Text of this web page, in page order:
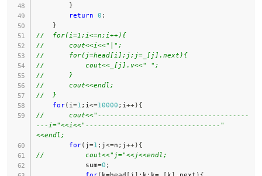
}
return 0 ;
}
//  for(i=1;i<=n;i++){
//      cout<<i<<"|";
//      for(j=head[i];j;j=_[j].next){
//          cout<<_[j].v<<" ";
//      }
//      cout<<endl;
//  }
for( i =1 ; i <=10000 ; i ++) {
//      cout<<"-------------------------------------
---i="<<i<<"---------------------------------"
<<endl;
for( j=1 ; j<=n ; j++) {
//          cout<<"j="<<j<<endl;
            sum
=0 ;